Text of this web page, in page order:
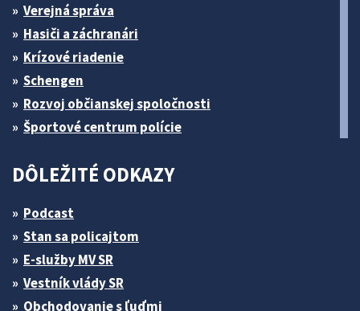
Verejná správa
Hasiči a záchranári
Krízové riadenie
Schengen
Rozvoj občianskej spoločnosti
Športové centrum polície
DÔLEŽITÉ ODKAZY
Podcast
Stan sa policajtom
E-služby MV SR
Vestník vlády SR
Obchodovanie s ľuďmi